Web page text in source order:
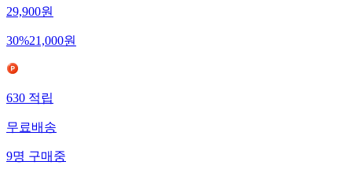
29,900원
30%21,000원
630적립
무료배송
9명구매중